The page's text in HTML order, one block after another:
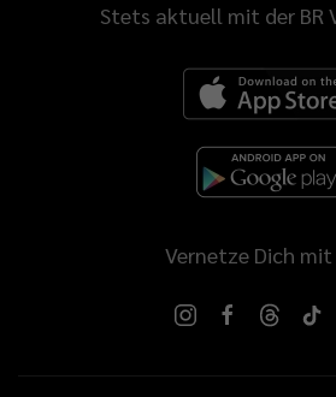
Stets aktuell mit der BR
Vernetze Dich mit